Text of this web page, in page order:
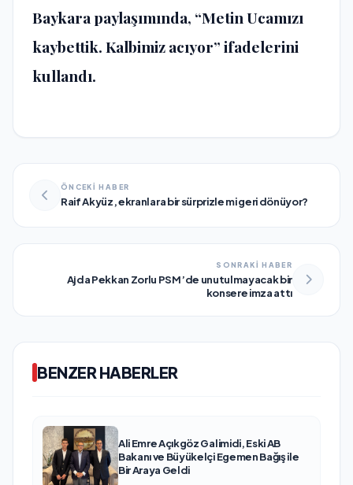
Baykara paylaşımında, “Metin Ucamızı
kaybettik. Kalbimiz acıyor” ifadelerini
kullandı.
ÖNCEKİ HABER
Raif Akyüz, ekranlara bir sürprizle mi geri dönüyor?
SONRAKİ HABER
Ajda Pekkan Zorlu PSM’de unutulmayacak bir
konsere imza attı
BENZER HABERLER
Ali Emre Açıkgöz Galimidi, Eski AB
Bakanı ve Büyükelçi Egemen Bağış ile
Bir Araya Geldi